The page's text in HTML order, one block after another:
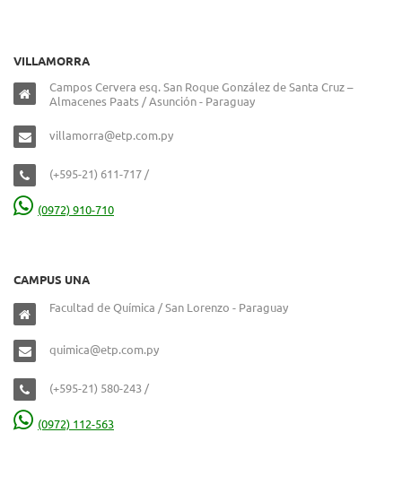
VILLAMORRA
Campos Cervera esq. San Roque González de Santa Cruz –
Almacenes Paats / Asunción - Paraguay
villamorra@etp.com.py
(+595-21) 611-717 /
(0972) 910-710
CAMPUS UNA
Facultad de Química / San Lorenzo - Paraguay
quimica@etp.com.py
(+595-21) 580-243 /
(0972) 112-563